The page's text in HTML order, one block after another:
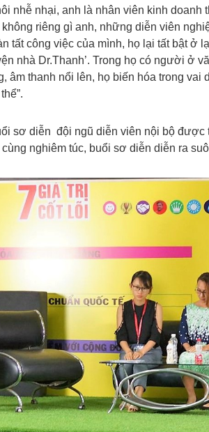
nhễ nhại, anh là nhân viên kinh
riêng gì anh, những diễn viên
tất công việc của mình, họ lại tất bật ở
nhà Dr.Thanh’. Trong họ có người ở
âm thanh nổi lên, họ biến hóa trong vai
sơ diễn đội ngũ diễn viên nội bộ được
nghiêm túc, buổi sơ diễn diễn ra